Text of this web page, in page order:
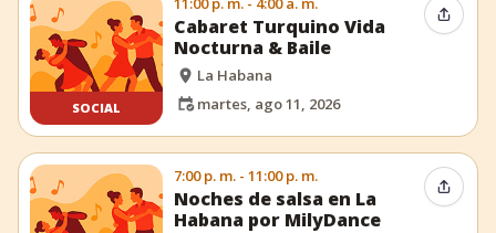
SOCIAL
Cabaret Turquino Vida
Nocturna & Baile
La Habana
martes, ago 11, 2026
7:00 p. m. - 11:00 p. m.
Noches de salsa en La
Habana por MilyDance